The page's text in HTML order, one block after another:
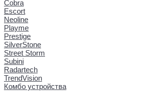
Cobra
Escort
Neoline
Playme
Prestige
SilverStone
Street Storm
Subini
Radartech
TrendVision
Комбо устройства